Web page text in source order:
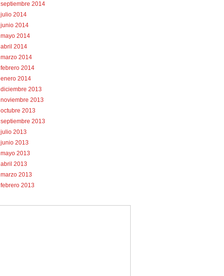
septiembre 2014
julio 2014
junio 2014
mayo 2014
abril 2014
marzo 2014
febrero 2014
enero 2014
diciembre 2013
noviembre 2013
octubre 2013
septiembre 2013
julio 2013
junio 2013
mayo 2013
abril 2013
marzo 2013
febrero 2013